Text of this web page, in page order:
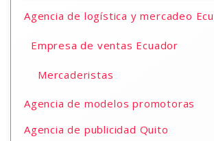
Agencia de logística y mercadeo
Empresa de ventas Ecuador
Mercaderistas
Agencia de modelos promotoras
Agencia de publicidad Quito